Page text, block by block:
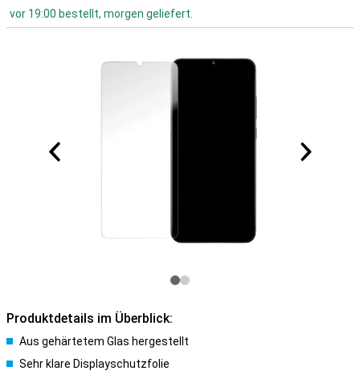
vor 19:00 bestellt, morgen geliefert.
Produktdetails im Überblick:
Aus gehärtetem Glas hergestellt
Sehr klare Displayschutzfolie